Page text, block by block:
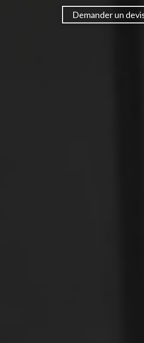
Demander un